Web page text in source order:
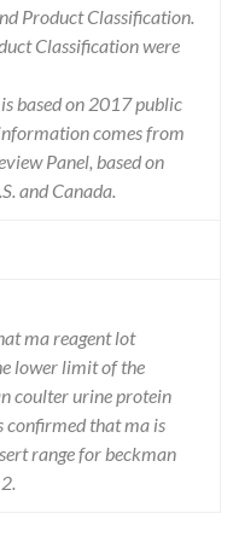
Product Classification.
Classification were
based on 2017 public
comes from
Panel, based on
and Canada.
ma reagent lot
lower limit of the
coulter urine protein
confirmed that ma is
range for beckman